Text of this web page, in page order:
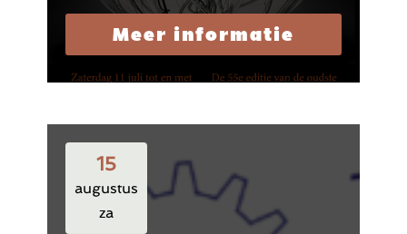
Meer informatie
15
augustus
za